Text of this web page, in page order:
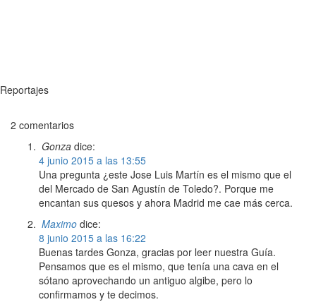
Reportajes
2 comentarios
Gonza dice:
4 junio 2015 a las 13:55
Una pregunta ¿este Jose Luis Martín es el mismo que el
del Mercado de San Agustín de Toledo?. Porque me
encantan sus quesos y ahora Madrid me cae más cerca.
Maximo dice:
8 junio 2015 a las 16:22
Buenas tardes Gonza, gracias por leer nuestra Guía.
Pensamos que es el mismo, que tenía una cava en el
sótano aprovechando un antiguo algibe, pero lo
confirmamos y te decimos.